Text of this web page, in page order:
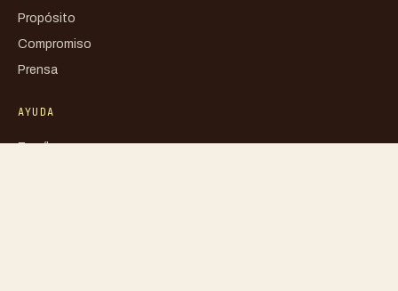
Propósito
Compromiso
Prensa
AYUDA
Escríbenos